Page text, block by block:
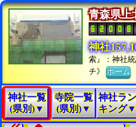
青森県
神社
索』：神社
チ》ホーム
神社一覧
(県別)▼
寺院一覧
(県別)▼
神社ラ
キング▼